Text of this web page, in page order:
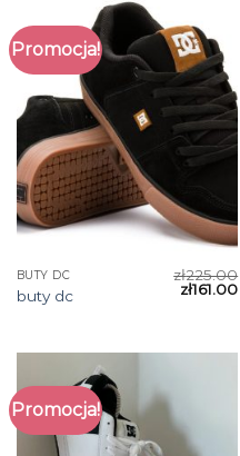
Promocja!
BUTY DC
buty dc
zł225.00
zł161.00
Promocja!